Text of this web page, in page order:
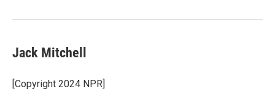
Jack Mitchell
[Copyright 2024 NPR]